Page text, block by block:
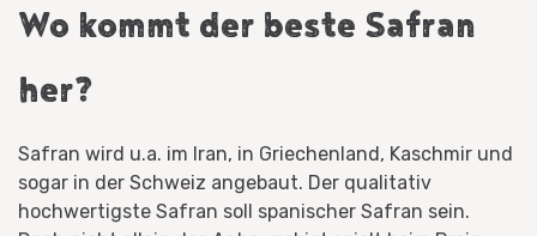
Wo kommt der beste Safran
her?
Safran wird u.a. im Iran, in Griechenland, Kaschmir und
sogar in der Schweiz angebaut. Der qualitativ
hochwertigste Safran soll spanischer Safran sein.